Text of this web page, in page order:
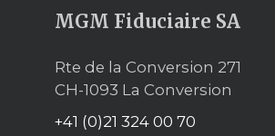
MGM Fiduciaire SA
Rte de la Conversion 271
CH-1093 La Conversion
+41 (0)21 324 00 70